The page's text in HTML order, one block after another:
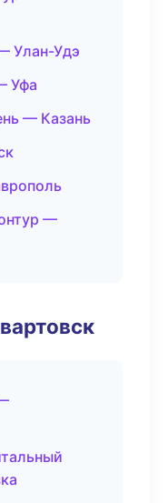
Улан-Удэ
Уфа
— Казань
—